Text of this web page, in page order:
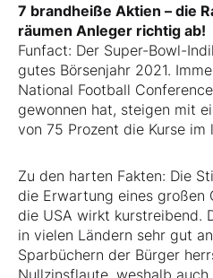
7 brandheiße Aktien – die
räumen Anleger richtig ab!
Funfact: Der Super-Bowl-
gutes Börsenjahr 2021.
National Football
gewonnen hat, steigen mit
von 75 Prozent die Kurse im
Zu den harten Fakten: Die
die Erwartung eines großen
die USA wirkt kurstreibend.
in vielen Ländern sehr gut
Sparbüchern der Bürger
Nullzinsflaute, weshalb